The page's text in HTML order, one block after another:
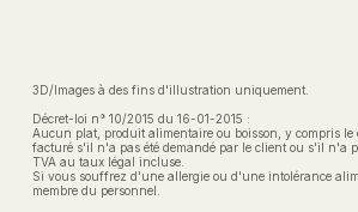
3D/Images à des fins d'illustration uniquement.
Décret-loi n° 10/2015 du 16-01-2015 :
Aucun plat, produit alimentaire ou boisson, y compris le
facturé s'il n'a pas été demandé par le client ou s'il n'a
TVA au taux légal incluse.
Si vous souffrez d'une allergie ou d'une intolérance
membre du personnel.